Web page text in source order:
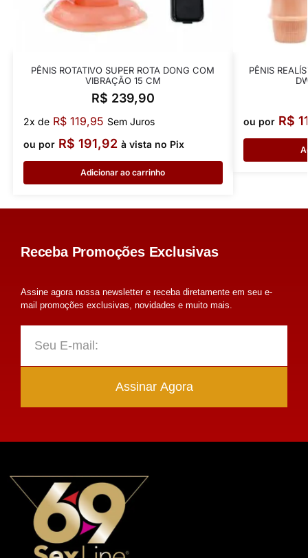
PÊNIS ROTATIVO SUPER ROTA DONG COM
VIBRAÇÃO 15 CM
R$ 239,90
2x de R$119,95 Sem Juros
ou por R$ 191,92 à vista no Pix
Adicionar ao carrinho
PÊNIS
ou por R$
Receba Promoções Exclusivas
Assine agora nossa newsletter e receba diretamente em seu e-
mail promoções exclusivas, novidades e muito mais.
Assinar Agora